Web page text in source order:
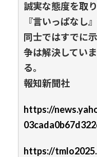
誠実な態度を取
『⾔いっぱなし
同⼠ではすでに
争は解決してい
る。
報知新聞社
https://
https://